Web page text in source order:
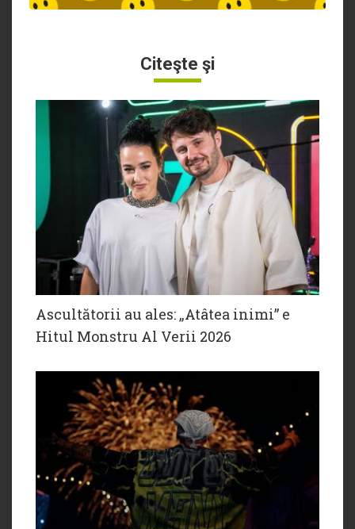
Citeşte şi
Ascultătorii au ales: „Atâtea inimi” e
Hitul Monstru Al Verii 2026